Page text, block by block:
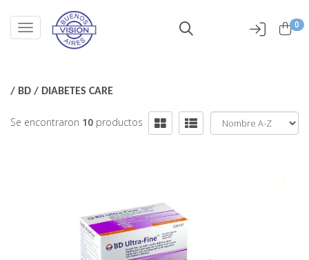
0
Toggle navigation
/ BD / DIABETES CARE
Se encontraron 10 productos